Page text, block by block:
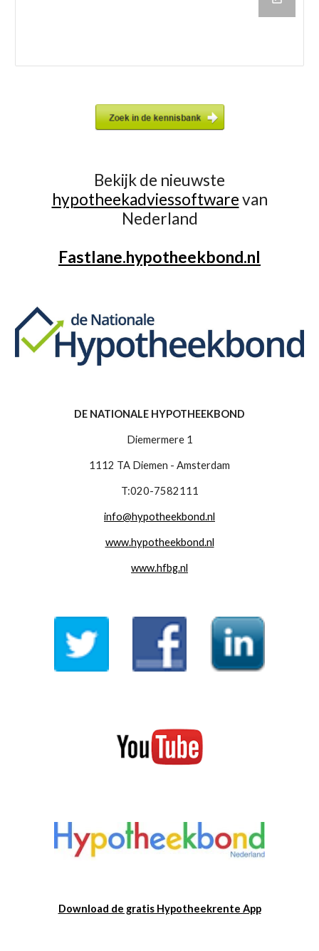
Bekijk de nieuwste
hypotheekadviessoftwarevan
Nederland
Fastlane.hypotheekbond.nl
DE NATIONALE HYPOTHEEKBOND
Diemermere 1
1112 TA Diemen - Amsterdam
T:020-7582111
info@hypotheekbond.nl
www.hypotheekbond.nl
www.hfbg.nl
Download de gratis Hypotheekrente App